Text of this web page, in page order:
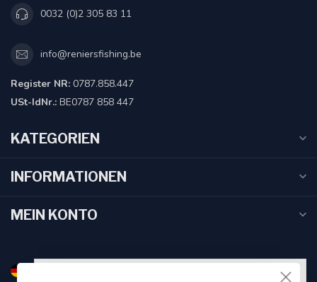
0032 (0)2 305 83 11
info@reniersfishing.be
Register NR: 0787.858.447
USt-IdNr.: BE0787 858 447
KATEGORIEN
INFORMATIONEN
MEIN KONTO